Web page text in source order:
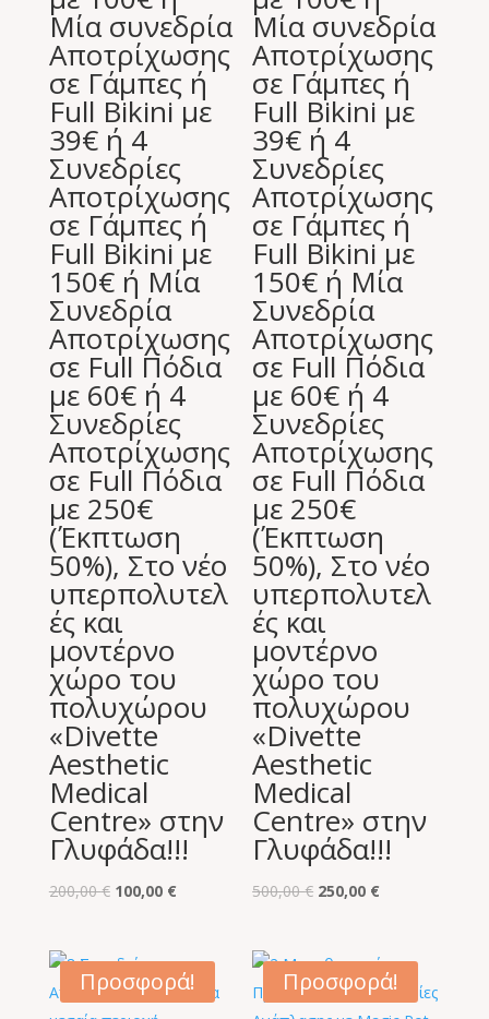
Μία συνεδρία
Αποτρίχωσης
σε Γάμπες ή
Full Bikini με
39€ ή 4
Συνεδρίες
Αποτρίχωσης
σε Γάμπες ή
Full Bikini με
150€ ή Μία
Συνεδρία
Αποτρίχωσης
σε Full Πόδια
με 60€ ή 4
Συνεδρίες
Αποτρίχωσης
σε Full Πόδια
με 250€
(Έκπτωση
50%), Στο νέο
υπερπολυτελ
ές και
μοντέρνο
χώρο του
πολυχώρου
«Divette
Aesthetic
Medical
Centre» στην
Γλυφάδα!!!
200,00€ Original
200,00 €.
100,00 €Η
είναι:
100,00 €.
Μία συνεδρία
Αποτρίχωσης
σε Γάμπες ή
Full Bikini με
39€ ή 4
Συνεδρίες
Αποτρίχωσης
σε Γάμπες ή
Full Bikini με
150€ ή Μία
Συνεδρία
Αποτρίχωσης
σε Full Πόδια
με 60€ ή 4
Συνεδρίες
Αποτρίχωσης
σε Full Πόδια
με 250€
(Έκπτωση
50%), Στο νέο
υπερπολυτελ
ές και
μοντέρνο
χώρο του
πολυχώρου
«Divette
Aesthetic
Medical
Centre» στην
Γλυφάδα!!!
500,00€ Original
500,00 €.
250,00 €
είναι:
250,00 €.
Προσφορά! Προσφορά!